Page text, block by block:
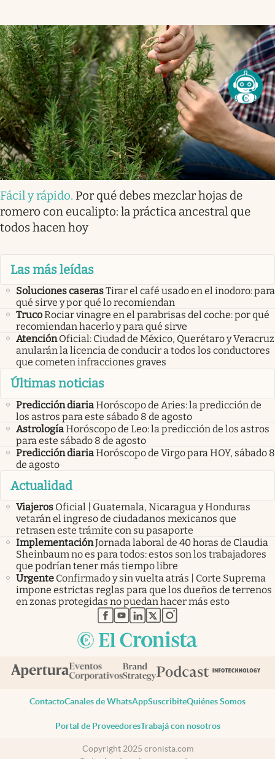
Fácil y rápido. Por qué debes mezclar hojas de
romero con eucalipto: la práctica ancestral que
todos hacen hoy
Las más leídas
Soluciones caserasTirar el café usado en el inodoro: para
qué sirve y por qué lo recomiendan
TrucoRociar vinagre en el parabrisas del coche: por qué
recomiendan hacerlo y para qué sirve
Atención Oficial: Ciudad de México, Querétaro y Veracruz
anularán la licencia de conducir a todos los conductores
que cometen infracciones graves
Últimas noticias
Predicción diariaHoróscopo de Aries: la predicción de
los astros para este sábado 8 de agosto
AstrologíaHoróscopo de Leo: la predicción de los astros
para este sábado 8 de agosto
Predicción diariaHoróscopo de Virgo para HOY, sábado 8
de agosto
Actualidad
Viajeros Oficial | Guatemala, Nicaragua y Honduras
vetarán el ingreso de ciudadanos mexicanos que
retrasen este trámite con su pasaporte
ImplementaciónJornada laboral de 40 horas de Claudia
Sheinbaum no es para todos: estos son los trabajadores
que podrían tener más tiempo libre
Urgente Confirmado y sin vuelta atrás | Corte Suprema
impone estrictas reglas para que los dueños de terrenos
en zonas protegidas no puedan hacer más esto
abre en nueva pestaña
abre en nueva pestaña
abre en nueva pestaña
abre en nueva pestaña
abre en nueva pestaña
ContactoCanales de WhatsAppSuscribiteQuiénes Somos
Portal de ProveedoresTrabajá con nosotros
Copyright 2025 cronista.com